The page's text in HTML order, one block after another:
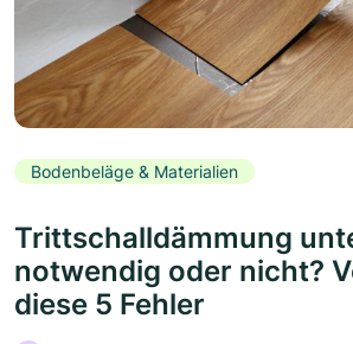
Bodenbeläge & Materialien
Trittschalldämmung
notwendig oder nicht?
diese 5 Fehler